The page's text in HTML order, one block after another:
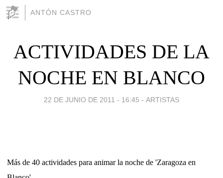
ANTÓN CASTRO
ACTIVIDADES DE LA
NOCHE EN BLANCO
22 DE JUNIO DE 2011 - 16:45 - ARTISTAS
Más de 40 actividades para animar la noche de 'Zaragoza en